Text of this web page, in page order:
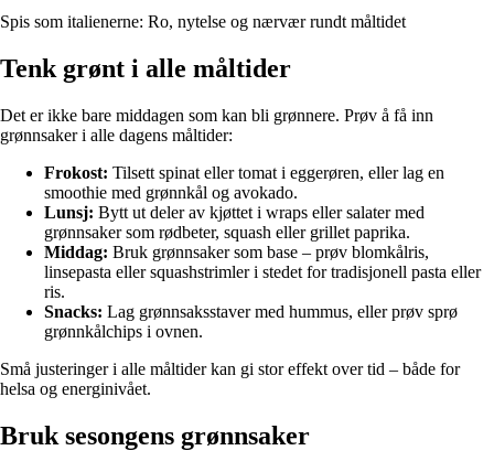
Spis som italienerne: Ro, nytelse og nærvær rundt måltidet
Tenk grønt i alle måltider
Det er ikke bare middagen som kan bli grønnere. Prøv å få inn
grønnsaker i alle dagens måltider:
Frokost: Tilsett spinat eller tomat i eggerøren, eller lag en
smoothie med grønnkål og avokado.
Lunsj: Bytt ut deler av kjøttet i wraps eller salater med
grønnsaker som rødbeter, squash eller grillet paprika.
Middag: Bruk grønnsaker som base – prøv blomkålris,
linsepasta eller squashstrimler i stedet for tradisjonell pasta eller
ris.
Snacks: Lag grønnsaksstaver med hummus, eller prøv sprø
grønnkålchips i ovnen.
Små justeringer i alle måltider kan gi stor effekt over tid – både for
helsa og energinivået.
Bruk sesongens grønnsaker